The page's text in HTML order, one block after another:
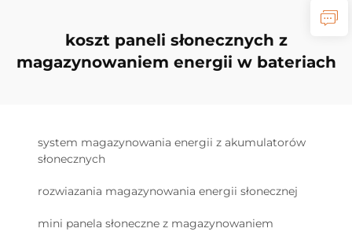
koszt paneli słonecznych z
magazynowaniem energii w bateriach
system magazynowania energii z akumulatorów
słonecznych
rozwiazania magazynowania energii słonecznej
mini panela słoneczne z magazynowaniem